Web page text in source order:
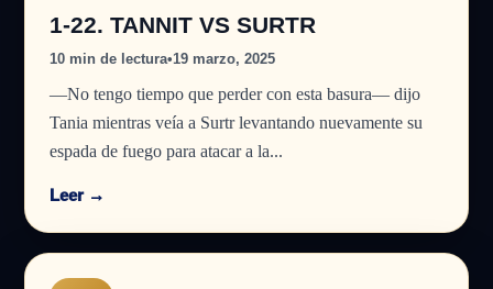
1-22. TANNIT VS SURTR
10 min de lectura•19 marzo, 2025
—No tengo tiempo que perder con esta basura— dijo
Tania mientras veía a Surtr levantando nuevamente su
espada de fuego para atacar a la...
Leer →